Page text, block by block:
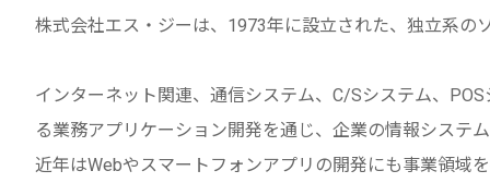
株式会社エス・ジーは、1973年に設立された、独立系の
インターネット関連、通信システム、C/Sシステム、
る業務アプリケーション開発を通じ、企業の情報システム
近年はWebやスマートフォンアプリの開発にも事業領域